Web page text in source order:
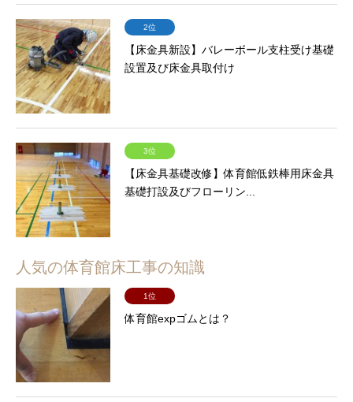
2位
【床金具新設】バレーボール支柱受け基礎
設置及び床金具取付け
3位
【床金具基礎改修】体育館低鉄棒用床金具
基礎打設及びフローリン...
人気の体育館床工事の知識
1位
体育館expゴムとは？